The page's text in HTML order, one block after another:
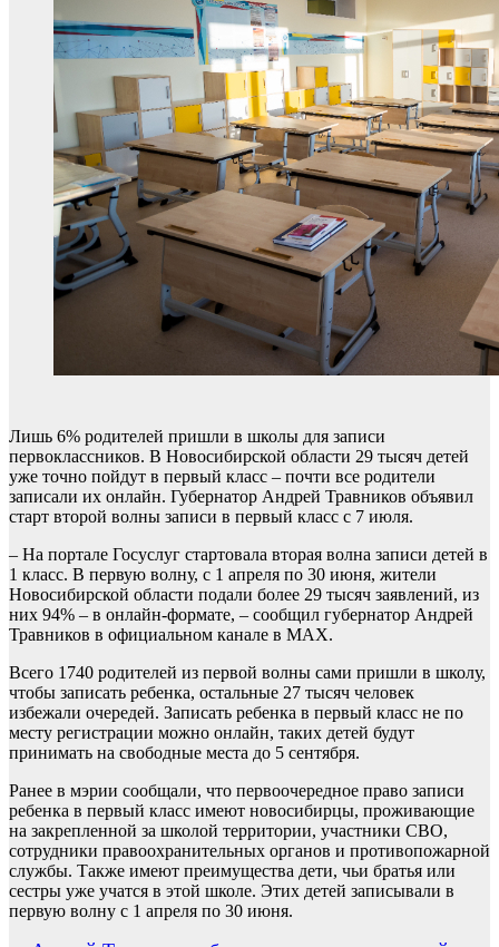
Лишь 6% родителей пришли в школы для записи
первоклассников. В Новосибирской области 29 тысяч детей
уже точно пойдут в первый класс – почти все родители
записали их онлайн. Губернатор Андрей Травников объявил
старт второй волны записи в первый класс с 7 июля.
– На портале Госуслуг стартовала вторая волна записи детей в
1 класс. В первую волну, с 1 апреля по 30 июня, жители
Новосибирской области подали более 29 тысяч заявлений, из
них 94% – в онлайн-формате, – сообщил губернатор Андрей
Травников в официальном канале в МАХ.
Всего 1740 родителей из первой волны сами пришли в школу,
чтобы записать ребенка, остальные 27 тысяч человек
избежали очередей. Записать ребенка в первый класс не по
месту регистрации можно онлайн, таких детей будут
принимать на свободные места до 5 сентября.
Ранее в мэрии сообщали, что первоочередное право записи
ребенка в первый класс имеют новосибирцы, проживающие
на закрепленной за школой территории, участники СВО,
сотрудники правоохранительных органов и противопожарной
службы. Также имеют преимущества дети, чьи братья или
сестры уже учатся в этой школе. Этих детей записывали в
первую волну с 1 апреля по 30 июня.